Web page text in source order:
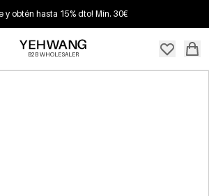
y obtén hasta 15% dto! Mín. 30€
B2B WHOLESALER